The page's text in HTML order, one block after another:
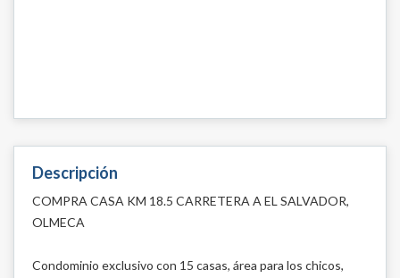
Descripción
COMPRA CASA KM 18.5 CARRETERA A EL SALVADOR,
OLMECA
Condominio exclusivo con 15 casas, área para los chicos,